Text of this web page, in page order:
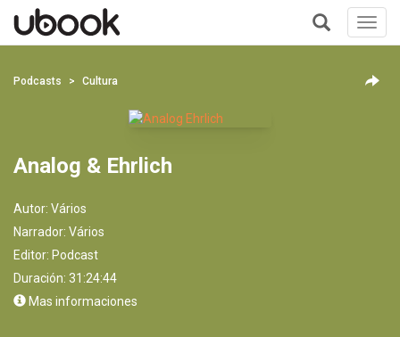
+
Podcasts Cultura
Analog & Ehrlich
Autor: Vários
Narrador: Vários
Editor: Podcast
Duración: 31:24:44
Mas informaciones